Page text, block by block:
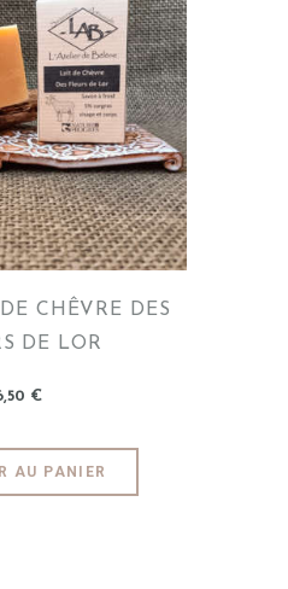
CHÊVRE DES
DE LOR
,50 €
AU PANIER